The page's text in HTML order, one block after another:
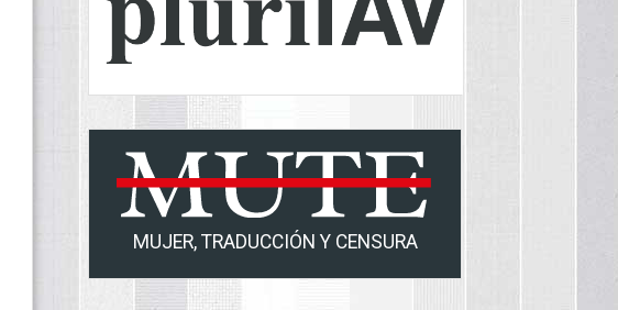
MUJER, TRADUCCIÓN Y CENSURA